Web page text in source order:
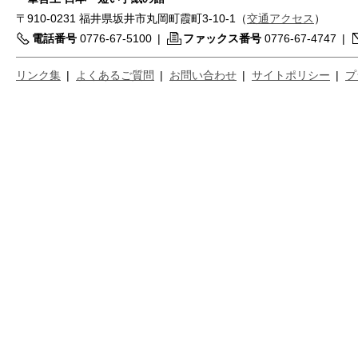
〒910-0231 福井県坂井市丸岡町霞町3-10-1（交通アクセス ）
電話番号 0776-67-5100 | ファックス番号 0776-67-4747 |
リンク集 | よくあるご質問 | お問い合わせ | サイトポリシー |